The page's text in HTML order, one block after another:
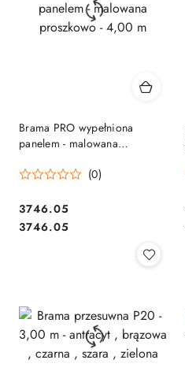
Brama PRO wypełniona
panelem - malowana
(0)
Cena:
3746.05
Cena:
3746.05